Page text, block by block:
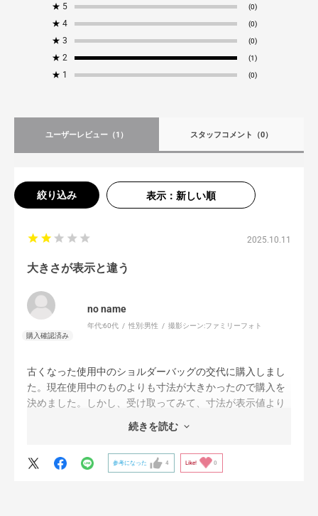
★ 5 (0)
★ 4 (0)
★ 3 (0)
★ 2 (1)
★ 1 (0)
ユーザーレビュー （1） スタッフコメント （0）
絞り込み 表示：新しい順
2025.10.11
大きさが表示と違う
no name
年代:60代 性別:男性 撮影シーン:ファミリーフォト
古くなった使用中のショルダーバッグの交代に購入しまし
た。現在使用中のものよりも寸法が大きかったので購入を
決めました。しかし、受け取ってみて、寸法が表示値より
続きを読む
参考になった 4 Like! 0